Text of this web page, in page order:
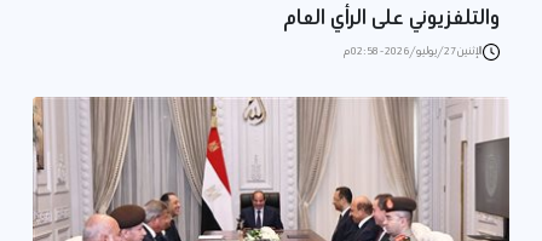
والتلفزيوني على الرأي العام
الإثنين 27/يوليو/2026 - 02:58 م